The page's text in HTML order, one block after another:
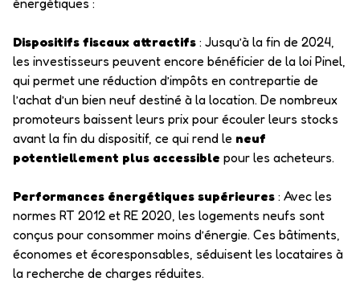
Dispositifs fiscaux attractifs : Jusqu’à la fin de 2024,
les investisseurs peuvent encore bénéficier de la loi Pinel,
qui permet une réduction d’impôts en contrepartie de
l’achat d’un bien neuf destiné à la location. De nombreux
promoteurs baissent leurs prix pour écouler leurs stocks
avant la fin du dispositif, ce qui rend le neuf
potentiellement plus accessible pour les acheteurs.
Performances énergétiques supérieures : Avec les
normes RT 2012 et RE 2020, les logements neufs sont
conçus pour consommer moins d’énergie. Ces bâtiments,
économes et écoresponsables, séduisent les locataires à
la recherche de charges réduites.